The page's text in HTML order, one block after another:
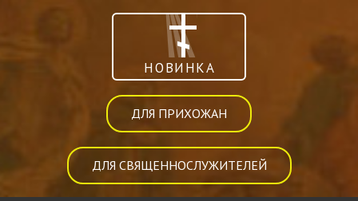
НОВИНКА
ДЛЯ ПРИХОЖАН
ДЛЯ СВЯЩЕННОСЛУЖИТЕЛЕЙ